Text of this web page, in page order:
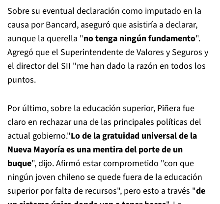
Sobre su eventual declaración como imputado en la
causa por Bancard, aseguró que asistiría a declarar,
aunque la querella "no tenga ningún fundamento".
Agregó que el Superintendente de Valores y Seguros y
el director del SII "me han dado la razón en todos los
puntos.
Por último, sobre la educación superior, Piñera fue
claro en rechazar una de las principales políticas del
actual gobierno."Lo de la gratuidad universal de la
Nueva Mayoría es una mentira del porte de un
buque", dijo. Afirmó estar comprometido "con que
ningún joven chileno se quede fuera de la educación
superior por falta de recursos", pero esto a través "de